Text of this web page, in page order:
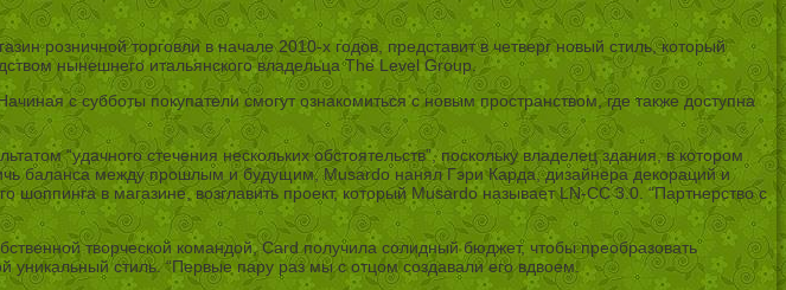
розничной торговли в начале 2010-х годов, представит в четверг новый стиль, который
нынешнего итальянского владельца The Level Group.
с субботы покупатели смогут ознакомиться с новым пространством, где также доступна
“удачного стечения нескольких обстоятельств”, поскольку владелец здания, в котором
баланса между прошлым и будущим, Musardo нанял Гэри Карда, дизайнера декораций и
в магазине, возглавить проект, который Musardo называет LN-CC 3.0. “Партнерство с
творческой командой, Card получила солидный бюджет, чтобы преобразовать
уникальный стиль. “Первые пару раз мы с отцом создавали его вдвоем.